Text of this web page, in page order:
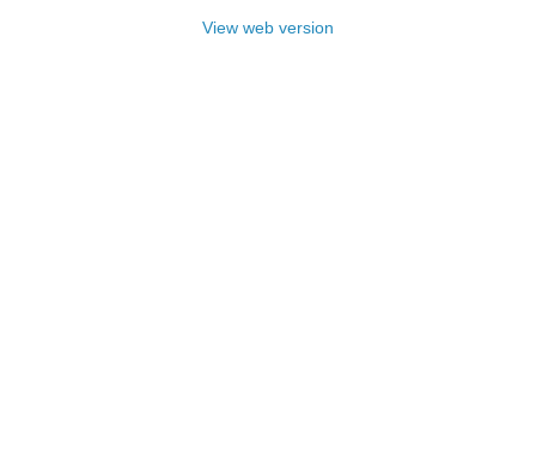
View web version